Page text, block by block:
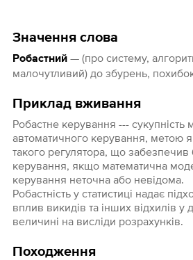
Значення слова
Робастний— (про систему,
малочутливий) до збурень,
Приклад вживання
Робастне керування --- сукупність
автоматичного керування, метою
такого регулятора, що забезпечив
керування, якщо математична
керування неточна або невідома.
Робастність у статистиці надає
вплив викидів та інших відхилів у
величині на висліди розрахунків.
Походження